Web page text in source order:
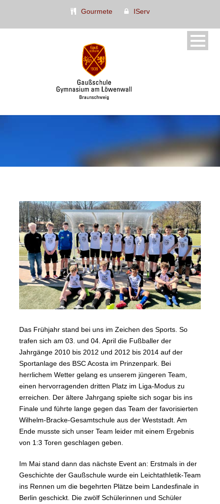
Gourmete IServ
Das Frühjahr stand bei uns im Zeichen des Sports. So
trafen sich am 03. und 04. April die Fußballer der
Jahrgänge 2010 bis 2012 und 2012 bis 2014 auf der
Sportanlage des BSC Acosta im Prinzenpark. Bei
herrlichem Wetter gelang es unserem jüngeren Team,
einen hervorragenden dritten Platz im Liga-Modus zu
erreichen. Der ältere Jahrgang spielte sich sogar bis ins
Finale und führte lange gegen das Team der favorisierten
Wilhelm-Bracke-Gesamtschule aus der Weststadt. Am
Ende musste sich unser Team leider mit einem Ergebnis
von 1:3 Toren geschlagen geben.
Im Mai stand dann das nächste Event an: Erstmals in der
Geschichte der Gaußschule wurde ein Leichtathletik-Team
ins Rennen um die begehrten Plätze beim Landesfinale in
Berlin geschickt. Die zwölf Schülerinnen und Schüler